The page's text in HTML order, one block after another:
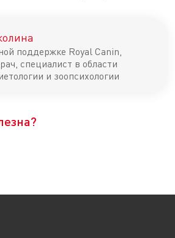
поддержке Royal Canin,
специалист в области
и зоопсихологии